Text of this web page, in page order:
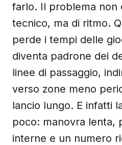
farlo. Il problema non
tecnico, ma di ritmo.
perde i tempi delle
diventa padrone dei
linee di passaggio,
verso zone meno
lancio lungo. E infatti
poco: manovra lenta,
interne e un numero